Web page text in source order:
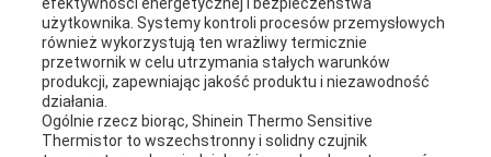
użytkownika. Systemy kontroli procesów przemysłowych
również wykorzystują ten wrażliwy termicznie
przetwornik w celu utrzymania stałych warunków
produkcji, zapewniając jakość produktu i niezawodność
działania.
Ogólnie rzecz biorąc, Shinein Thermo Sensitive
Thermistor to wszechstronny i solidny czujnik